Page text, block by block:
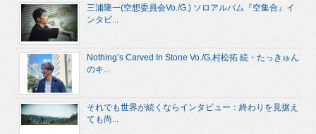
三浦隆一(空想委員会Vo./G.) ソロアルバム『空集合』イ
ンタビ...
Nothing’s Carved In Stone Vo./G.村松拓 続・たっきゅん
のキ...
それでも世界が続くならインタビュー：終わりを見据え
ても尚...